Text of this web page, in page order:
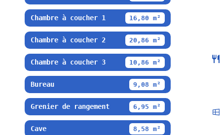
Chambre à coucher 1 16,80 m²
Chambre à coucher 2 20,86 m²
Chambre à coucher 3 10,86 m²
Bureau 9,08 m²
Grenier de rangement 6,95 m²
Cave 8,58 m²